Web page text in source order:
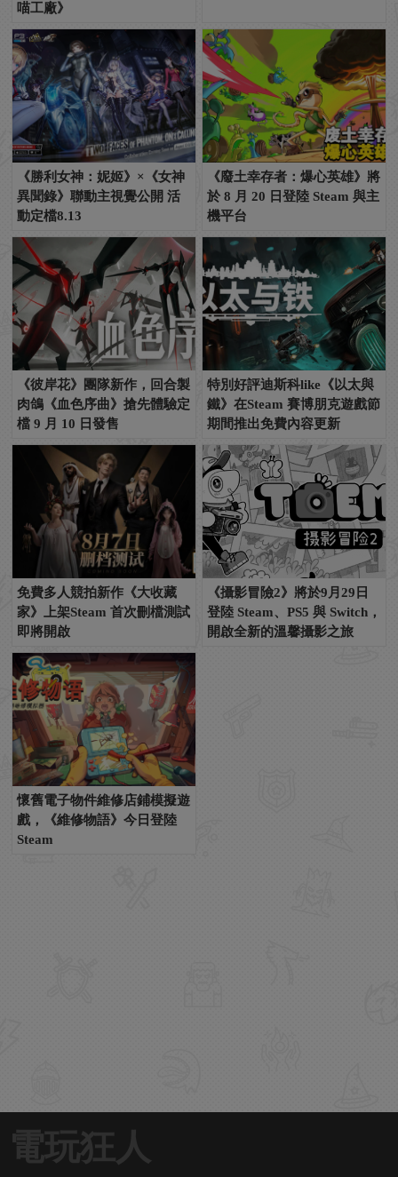
喵工廠》
《勝利女神：妮姬》×《女神
異聞錄》聯動主視覺公開 活
動定檔8.13
《廢土幸存者：爆心英雄》將
於 8 月 20 日登陸 Steam 與主
機平台
《彼岸花》團隊新作，回合製
肉鴿《血色序曲》搶先體驗定
檔 9 月 10 日發售
特別好評迪斯科like《以太與
鐵》在Steam 賽博朋克遊戲節
期間推出免費內容更新
免費多人競拍新作《大收藏
家》上架Steam 首次刪檔測試
即將開啟
《攝影冒險2》將於9月29日
登陸 Steam、PS5 與 Switch，
開啟全新的溫馨攝影之旅
懷舊電子物件維修店鋪模擬遊
戲，《維修物語》今日登陸
Steam
電玩狂人